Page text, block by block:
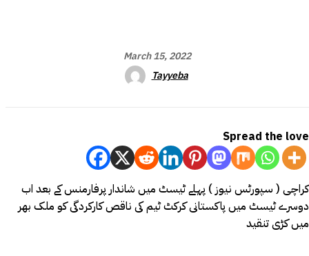
March 15, 2022
Tayyeba
Spread the love
کراچی ( سپورٹس نیوز ) پہلے ٹیسٹ میں شاندار پرفارمنس کے بعد اب
دوسرے ٹیسٹ میں پاکستانی کرکٹ ٹیم کی ناقص کارکردگی کو ملک بھر
میں کڑی تنقید